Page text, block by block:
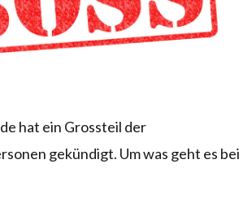
hat ein Grossteil der
gekündigt. Um was geht es bei